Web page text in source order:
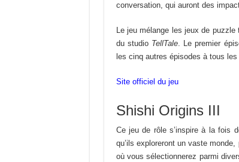
conversation, qui auront des
Le jeu mélange les jeux de
du studio TellTale. Le premier
les cinq autres épisodes à tous
Site officiel du jeu
Shishi Origins III
Ce jeu de rôle s’inspire à la fois
qu’ils exploreront un vaste
où vous sélectionnerez parmi